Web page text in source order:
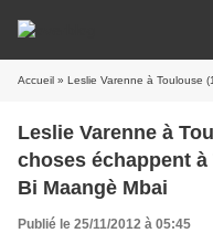
Accueil » Leslie Varenne à Toulouse (1) -
Leslie Varenne à
choses échappent
Bi Maangè Mbai
Publié le 25/11/2012 à 05:45